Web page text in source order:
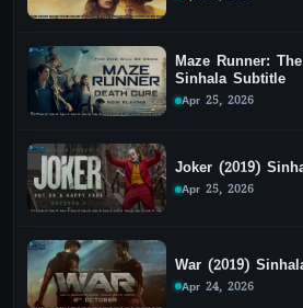
Maze Runner:
Sinhala Subtitle
Apr 25, 2026
Joker (2019)
Apr 25, 2026
War (2019)
Apr 24, 2026